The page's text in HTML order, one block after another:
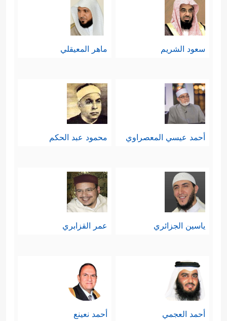
سعود الشريم ماهر المعيقلي
أحمد عيسي المعصراوي محمود عبد الحكم
ياسين الجزائري عمر القزابري
أحمد العجمي أحمد نعينع